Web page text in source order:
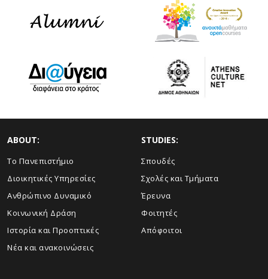
ABOUT:
Το Πανεπιστήμιο
Διοικητικές Υπηρεσίες
Ανθρώπινο Δυναμικό
Κοινωνική Δράση
Ιστορία και Προοπτικές
Νέα και ανακοινώσεις
STUDIES:
Σπουδές
Σχολές και Τμήματα
Έρευνα
Φοιτητές
Απόφοιτοι